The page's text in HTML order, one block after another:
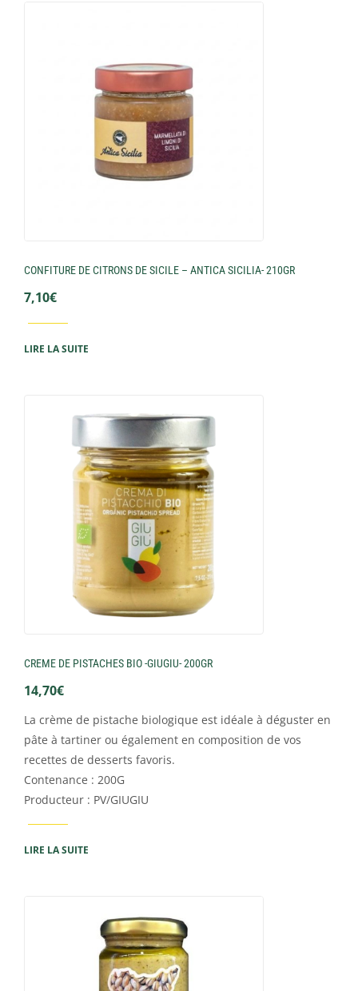
CONFITURE DE CITRONS DE SICILE – ANTICA SICILIA- 210GR
7,10€
LIRE LA SUITE
CREME DE PISTACHES BIO -GIUGIU- 200GR
14,70€
La crème de pistache biologique est idéale à déguster en
pâte à tartiner ou également en composition de vos
recettes de desserts favoris.
Contenance : 200G
Producteur : PV/GIUGIU
LIRE LA SUITE